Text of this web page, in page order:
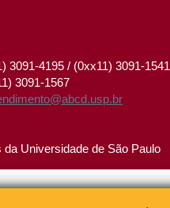
3091-4195 / (0xx11) 3091-1541
3091-1567
Universidade de São Paulo